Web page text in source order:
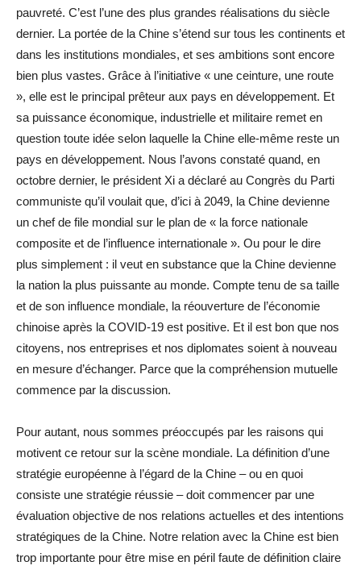
pauvreté. C’est l’une des plus grandes réalisations du siècle
dernier. La portée de la Chine s’étend sur tous les continents et
dans les institutions mondiales, et ses ambitions sont encore
bien plus vastes. Grâce à l’initiative « une ceinture, une route
», elle est le principal prêteur aux pays en développement. Et
sa puissance économique, industrielle et militaire remet en
question toute idée selon laquelle la Chine elle-même reste un
pays en développement. Nous l’avons constaté quand, en
octobre dernier, le président Xi a déclaré au Congrès du Parti
communiste qu’il voulait que, d’ici à 2049, la Chine devienne
un chef de file mondial sur le plan de « la force nationale
composite et de l’influence internationale ». Ou pour le dire
plus simplement : il veut en substance que la Chine devienne
la nation la plus puissante au monde. Compte tenu de sa taille
et de son influence mondiale, la réouverture de l’économie
chinoise après la COVID-19 est positive. Et il est bon que nos
citoyens, nos entreprises et nos diplomates soient à nouveau
en mesure d’échanger. Parce que la compréhension mutuelle
commence par la discussion.
Pour autant, nous sommes préoccupés par les raisons qui
motivent ce retour sur la scène mondiale. La définition d’une
stratégie européenne à l’égard de la Chine – ou en quoi
consiste une stratégie réussie – doit commencer par une
évaluation objective de nos relations actuelles et des intentions
stratégiques de la Chine. Notre relation avec la Chine est bien
trop importante pour être mise en péril faute de définition claire